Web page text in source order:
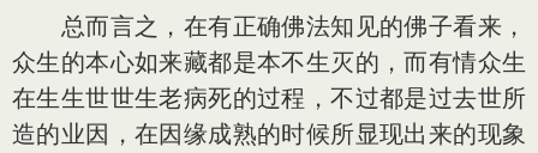
总而言之，在有正确佛法知见的佛子看来，
众生的本心如来藏都是本不生灭的，而有情众生
在生生世世生老病死的过程，不过都是过去世所
造的业因，在因缘成熟的时候所显现出来的现象